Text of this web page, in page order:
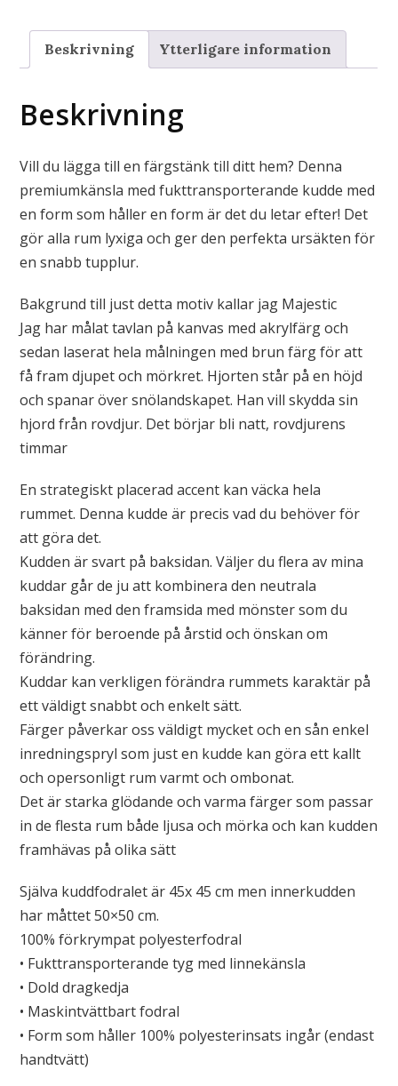
Beskrivning Ytterligare information
Beskrivning
Vill du lägga till en färgstänk till ditt hem? Denna
premiumkänsla med fukttransporterande kudde med
en form som håller en form är det du letar efter! Det
gör alla rum lyxiga och ger den perfekta ursäkten för
en snabb tupplur.
Bakgrund till just detta motiv kallar jag Majestic
Jag har målat tavlan på kanvas med akrylfärg och
sedan laserat hela målningen med brun färg för att
få fram djupet och mörkret. Hjorten står på en höjd
och spanar över snölandskapet. Han vill skydda sin
hjord från rovdjur. Det börjar bli natt, rovdjurens
timmar
En strategiskt placerad accent kan väcka hela
rummet. Denna kudde är precis vad du behöver för
att göra det.
Kudden är svart på baksidan. Väljer du flera av mina
kuddar går de ju att kombinera den neutrala
baksidan med den framsida med mönster som du
känner för beroende på årstid och önskan om
förändring.
Kuddar kan verkligen förändra rummets karaktär på
ett väldigt snabbt och enkelt sätt.
Färger påverkar oss väldigt mycket och en sån enkel
inredningspryl som just en kudde kan göra ett kallt
och opersonligt rum varmt och ombonat.
Det är starka glödande och varma färger som passar
in de flesta rum både ljusa och mörka och kan kudden
framhävas på olika sätt
Själva kuddfodralet är 45x 45 cm men innerkudden
har måttet 50×50 cm.
100% förkrympat polyesterfodral
• Fukttransporterande tyg med linnekänsla
• Dold dragkedja
• Maskintvättbart fodral
• Form som håller 100% polyesterinsats ingår (endast
handtvätt)